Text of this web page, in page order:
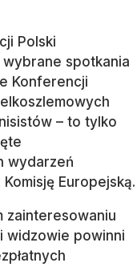
Polski
spotkania
Konferencji
– to tylko
wydarzeń
Europejską.
zainteresowaniu
widzowie powinni